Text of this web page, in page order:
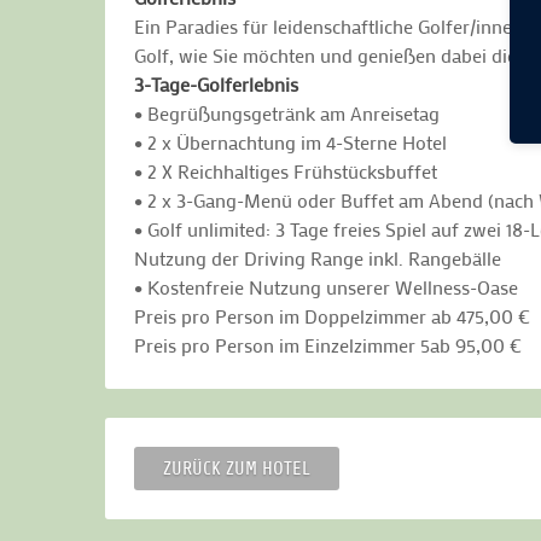
Ein Paradies für leidenschaftliche Golfer/innen:
Golf, wie Sie möchten und genießen dabei die
3-Tage-Golferlebnis
• Begrüßungsgetränk am Anreisetag
• 2 x Übernachtung im 4-Sterne Hotel
• 2 X Reichhaltiges Frühstücksbuffet
• 2 x 3-Gang-Menü oder Buffet am Abend (nach
• Golf unlimited: 3 Tage freies Spiel auf zwei
Nutzung der Driving Range inkl. Rangebälle
• Kostenfreie Nutzung unserer Wellness-Oase
Preis pro Person im Doppelzimmer ab 475,00 €
Preis pro Person im Einzelzimmer 5ab 95,00 €
ZURÜCK ZUM HOTEL